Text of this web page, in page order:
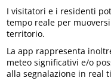
I visitatori e i residenti
tempo reale per
territorio.
La app rappresenta
meteo significativi e/o
alla segnalazione in real